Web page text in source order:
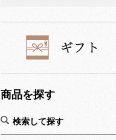
商品を探す
検索して探す